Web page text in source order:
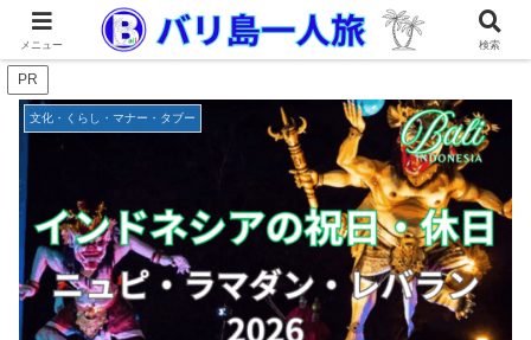
PR
文化・くらし・マナー・タブー
メニュー 検索